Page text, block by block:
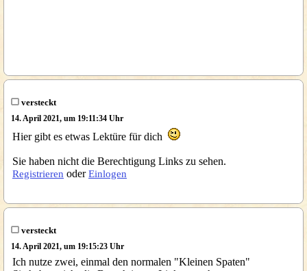
versteckt
14. April 2021, um 19:11:34 Uhr
Hier gibt es etwas Lektüre für dich
Sie haben nicht die Berechtigung Links zu sehen.
Registrieren oderEinlogen
versteckt
14. April 2021, um 19:15:23 Uhr
Ich nutze zwei, einmal den normalen "Kleinen Spaten"